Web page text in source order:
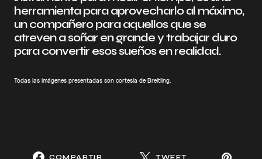
herramienta para aprovecharlo al máximo,
un compañero para aquellos que se
atreven a soñar en grande y trabajar duro
para convertir esos sueños en realidad.
Todas las imágenes presentadas son cortesía de Breitling.
COMPARTIR TWEET